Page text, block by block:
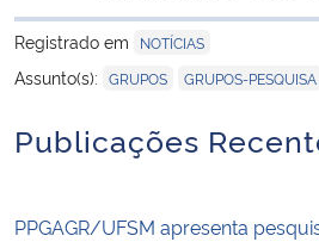
Registrado em
NOTÍCIAS
Assunto(s): GRUPOS GRUPOS-PESQUISA
Publicações
PPGAGR/UFSM apresenta